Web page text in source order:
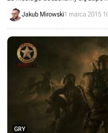
do GTA V z nową fabularną
Jakub Mirowski1 marca 2015
GRY